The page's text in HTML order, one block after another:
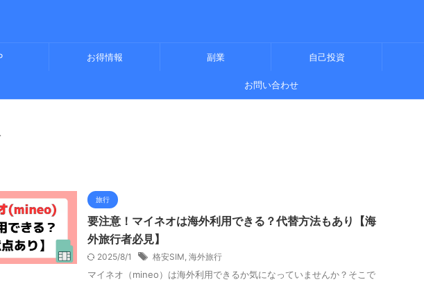
お得情報 副業 自己投資
お問い合わせ
旅行
要注意！マイネオは海外利用できる？代替方法もあり【海
外旅行者必見】
2025/8/1 格安SIM, 海外旅行
マイネオ（mineo）は海外利用できるか気になっていませんか？そこで